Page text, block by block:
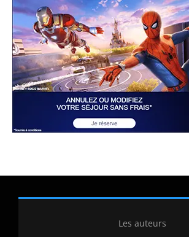
Les auteurs